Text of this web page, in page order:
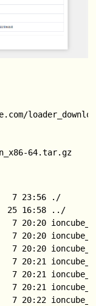
7 23:56 ./
25 16:58 ../
7 20:20
7 20:20
7 20:20
7 20:21
7 20:21
7 20:21
7 20:22